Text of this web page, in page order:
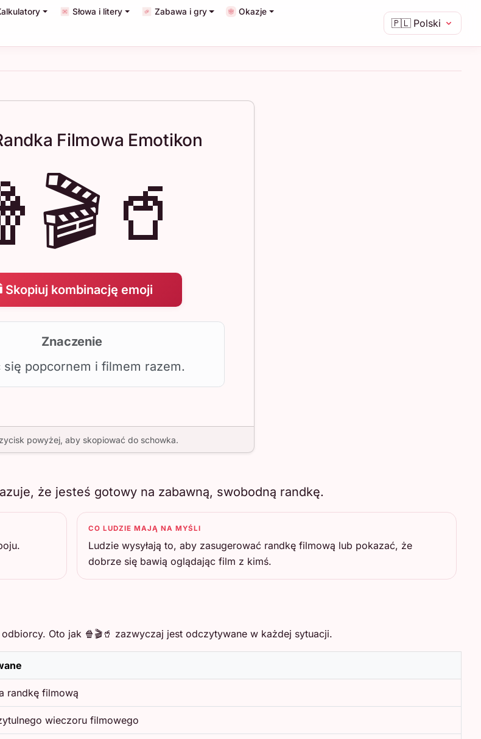
🇵🇱 Polski
Słowa i litery Zabawa i gry Okazje
Filmowa Emotikon
Skopiuj kombinację emoji
Znaczenie
się popcornem i filmem razem.
powyżej, aby skopiować do schowka.
że jesteś gotowy na zabawną, swobodną randkę.
CO LUDZIE MAJĄ NA MYŚLI
Ludzie wysyłają to, aby zasugerować randkę filmową lub pokazać, że
dobrze się bawią oglądając film z kimś.
Oto jak 🍿🎬🥤 zazwyczaj jest odczytywane w każdej sytuacji.
randkę filmową
wieczoru filmowego